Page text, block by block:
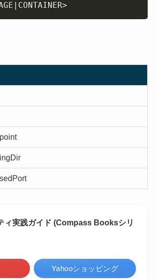
CONTAINER>
ィ実践ガイド (Compass Booksシリ
Yahooショッピング